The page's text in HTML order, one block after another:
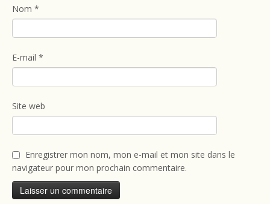
Nom *
E-mail *
Site web
Enregistrer mon nom, mon e-mail et mon site dans le
navigateur pour mon prochain commentaire.